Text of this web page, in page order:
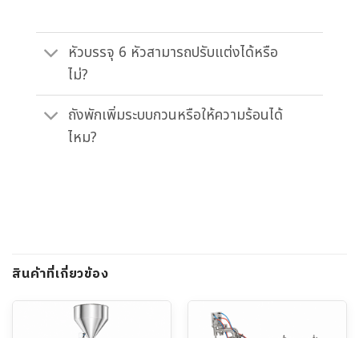
หัวบรรจุ 6 หัวสามารถปรับแต่งได้หรือ
ไม่?
ถังพักเพิ่มระบบกวนหรือให้ความร้อนได้
ไหม?
สินค้าที่เกี่ยวข้อง